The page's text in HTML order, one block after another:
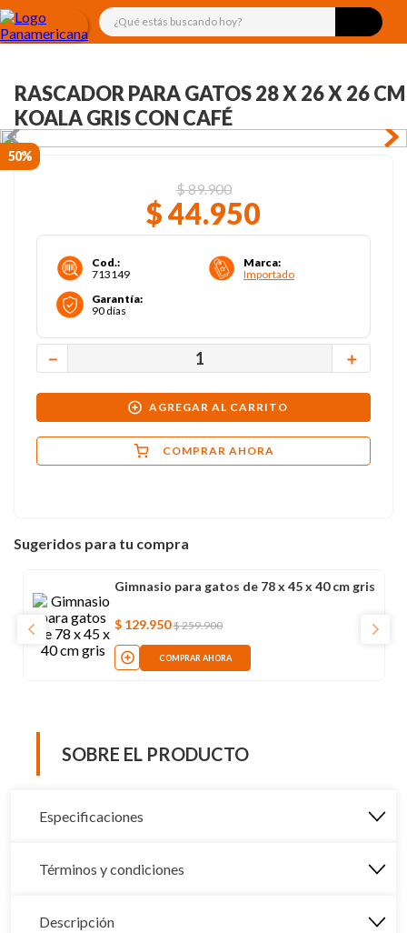
¿Qué estás buscando hoy?
RASCADOR PARA GATOS 28 X 26 X 26 CM
KOALA GRIS CON CAFÉ
50%
$89.900
$44.950
Cod.:
713149
Marca:
Importado
Garantía:
90 días
＋
－
AGREGAR AL CARRITO
COMPRAR AHORA
Sugeridos para tu compra
Gimnasio para gatos de 78 x 45 x 40 cm gris
$ 129.950 $259.900
COMPRAR AHORA
SOBRE EL PRODUCTO
Especificaciones
Términos y condiciones
Descripción